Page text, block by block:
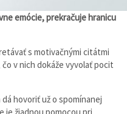
emócie, prekračuje hranicu
s motivačnými citátmi
v nich dokáže vyvolať pocit
hovoriť už o spomínanej